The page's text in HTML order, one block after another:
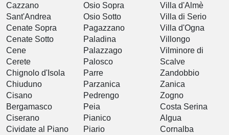
Cazzano
Sant'Andrea
Cenate Sopra
Cenate Sotto
Cene
Cerete
Chignolo d'Isola
Chiuduno
Cisano
Bergamasco
Ciserano
Cividate al Piano
Osio Sopra
Osio Sotto
Pagazzano
Paladina
Palazzago
Palosco
Parre
Parzanica
Pedrengo
Peia
Pianico
Piario
Villa d'Almè
Villa di Serio
Villa d'Ogna
Villongo
Vilminore di
Scalve
Zandobbio
Zanica
Zogno
Costa Serina
Algua
Cornalba